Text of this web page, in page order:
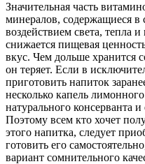
Значительная часть
минералов, содержащиеся в
воздействием света, тепла
снижается пищевая
вкус. Чем дольше хранится
он теряет. Если в
приготовить напиток
несколько капель
натурального консерванта
Поэтому всем кто хочет
этого напитка, следует
готовить его
вариант сомнительного